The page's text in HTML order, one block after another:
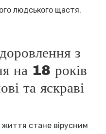
людського щастя.
з
на 18 років
та яскраві
життя стане вірусним